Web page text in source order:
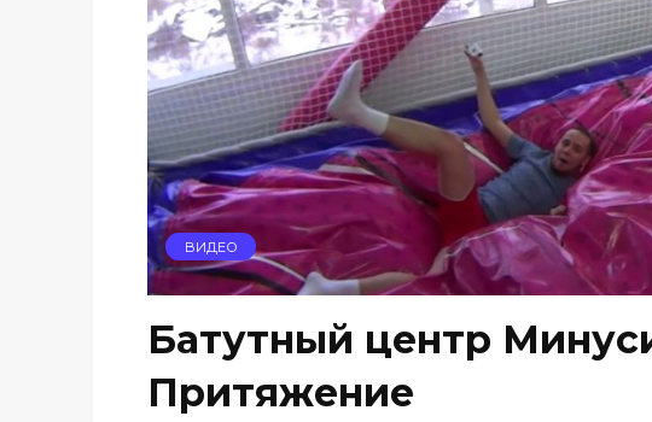
ВИДЕО
Батутный центр
Притяжение